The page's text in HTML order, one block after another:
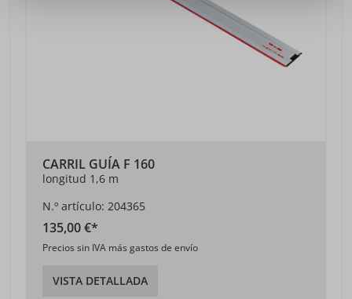
CARRIL GUÍA F 160
longitud 1,6 m
N.º artículo: 204365
135,00 €*
Precios sin IVA más gastos de envío
VISTA DETALLADA